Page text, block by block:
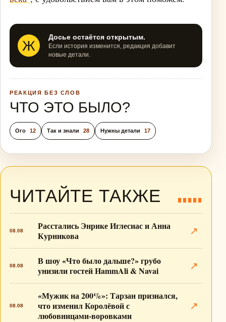
Ж
Досье остаётся открытым.
Если история изменится, редакция добавит
новые детали.
РЕАКЦИЯ БЕЗ СЛОВ
ЧТО ЭТО БЫЛО?
Ого 12 Так и знали 28 Нужны детали 17
ЧИТАЙТЕ ТАКЖЕ
08.08
Расстались Энрике Иглесиас и Анна
Курникова
↗
08.08
В шоу «Что было дальше?» грубо
унизили гостей HammAli & Navai
↗
08.08
«Мужик на 200%»: Тарзан признался,
что изменил Королёвой с
любовницами-воровками
↗